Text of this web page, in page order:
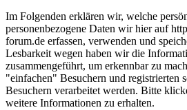
Im Folgenden erklären wir, welche
personenbezogene Daten wir hier auf
forum.de erfassen, verwenden und
Lesbarkeit wegen haben wir die
zusammengeführt, um erkennbar zu
"einfachen" Besuchern und registrierten
Besuchern verarbeitet werden. Bitte
weitere Informationen zu erhalten.